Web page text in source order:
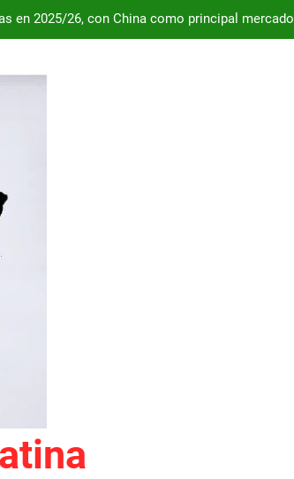
en 2025/26, con China como principal mercado
en 2025/26, con China como principal mercado
podría enfrentar una segunda oleada de
con China supera los USD 100.000 millones